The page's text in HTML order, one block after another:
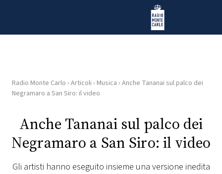
Radio Monte Carlo
HOME
RADIO
WEB
RADIO
Radio Monte Carlo › Articoli › Musica › Anche Tananai sul palco dei
Negramaro a San Siro: il video
Anche Tananai sul palco dei
Negramaro a San Siro: il video
Gli artisti hanno eseguito insieme una versione inedita